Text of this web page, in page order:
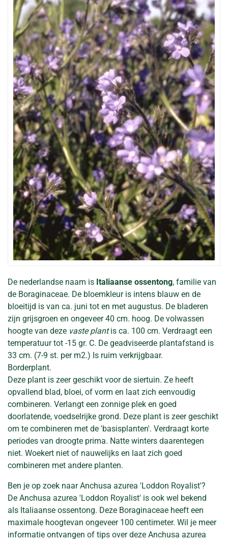
De nederlandse naam is Italiaanse ossentong, familie van
de Boraginaceae. De bloemkleur is intens blauw en de
bloeitijd is van ca. juni tot en met augustus. De bladeren
zijn grijsgroen en ongeveer 40 cm. hoog. De volwassen
hoogte van deze vaste plantis ca. 100 cm. Verdraagt een
temperatuur tot -15 gr. C. De geadviseerde plantafstand is
33 cm. (7-9 st. per m2.) Is ruim verkrijgbaar.
Borderplant.
Deze plant is zeer geschikt voor de siertuin. Ze heeft
opvallend blad, bloei, of vorm en laat zich eenvoudig
combineren. Verlangt een zonnige plek en goed
doorlatende, voedselrijke grond. Deze plant is zeer geschikt
om te combineren met de 'basisplanten'. Verdraagt korte
periodes van droogte prima. Natte winters daarentegen
niet. Woekert niet of nauwelijks en laat zich goed
combineren met andere planten.
Ben je op zoek naar Anchusa azurea 'Loddon Royalist'?
De Anchusa azurea 'Loddon Royalist' is ook wel bekend
als Italiaanse ossentong. Deze Boraginaceae heeft een
maximale hoogtevan ongeveer 100 centimeter. Wil je meer
informatie ontvangen of tips over deze Anchusa azurea